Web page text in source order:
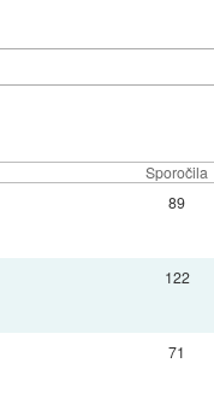
Sporočila
89
122
71